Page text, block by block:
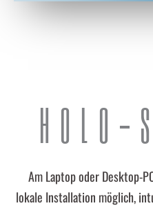
HOLO-
Am Laptop oder Desktop-
lokale Installation möglich,